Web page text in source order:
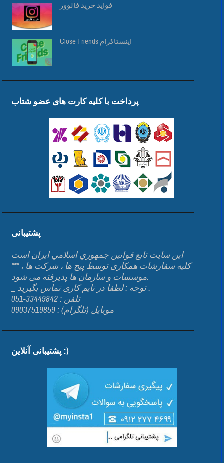
فواید خرید فالوور
Close Friends اینستاگرام
پرداخت با کلیه کارت های عضو شتاب
پشتیبانی
اين سايت تابع قوانين جمهوري اسلامي ايران است
*** کلیه سفارشات همکاری توسط پیج ها ، شرکت ها ،
موسسات و سازمان ها پذیرفته می شود.
_ توجه : لطفا در تایم کاری تماس بگیرید .
تلفن : 33449842-051
موبایل (تلگرام) : 09037519859
پشتیبانی آنلاین :)